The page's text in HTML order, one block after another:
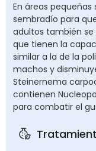
En áreas
sembradío para
adultos también se
que tienen la
similar a la de la
machos y
Steinernema
contienen
para combatir el